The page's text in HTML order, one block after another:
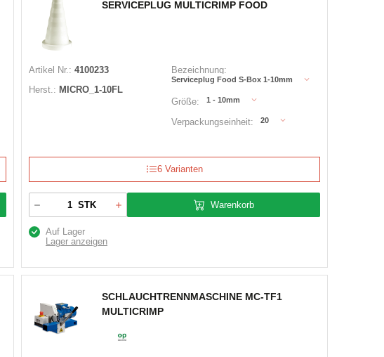
SERVICEPLUG MULTICRIMP FOOD
Artikel Nr.: 4100233
Herst.: MICRO_1-10FL
Bezeichnung:
Serviceplug Food S-Box 1-10mm
Größe: 1 - 10mm
Verpackungseinheit: 20
6 Varianten
STK Warenkorb
Auf Lager
Lager anzeigen
SCHLAUCHTRENNMASCHINE MC-TF1
MULTICRIMP